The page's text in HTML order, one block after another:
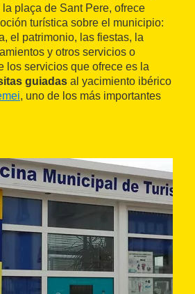
plaça de Sant Pere, ofrece
turística sobre el municipio:
el patrimonio, las fiestas, la
y otros servicios o
los servicios que ofrece es la
guiadas al yacimiento ibérico
, uno de los más importantes